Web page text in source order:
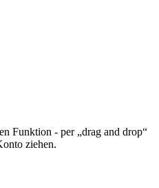
Funktion - per „drag and drop“
ziehen.